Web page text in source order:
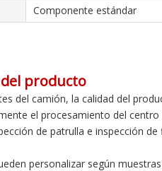
Componente estándar
producto
del camión, la calidad del
el procesamiento del
de patrulla e inspección
personalizar según